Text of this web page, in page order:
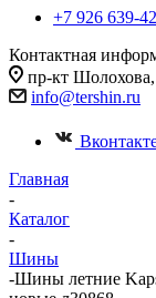
+7 926 639-
Контактная
пр-кт
info@tershin.ru
Главная
-
Каталог
-
Шины
-Шины летние